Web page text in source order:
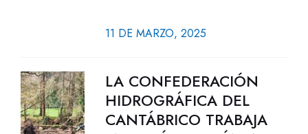
11 DE MARZO, 2025
LA CONFEDERACIÓN
HIDROGRÁFICA DEL
CANTÁBRICO TRABAJA